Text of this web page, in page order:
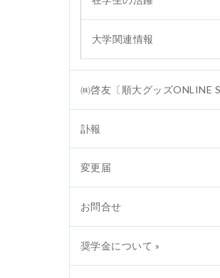
大学関連情報
㈱啓友〔順大グッズONLINE
訃報
変更届
お問合せ
奨学金について »